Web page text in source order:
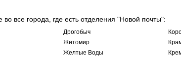
во все города, где есть отделения "Новой почты":
Дрогобыч
Житомир
Желтые Воды